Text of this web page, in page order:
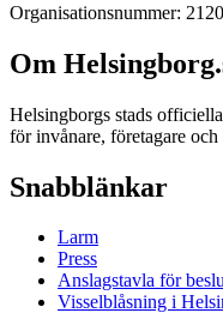
Organisationsnummer:
Om
Helsingborgs stads
för invånare, företagare och
Snabblänkar
Larm
Press
Anslagstavla för
Visselblåsning i